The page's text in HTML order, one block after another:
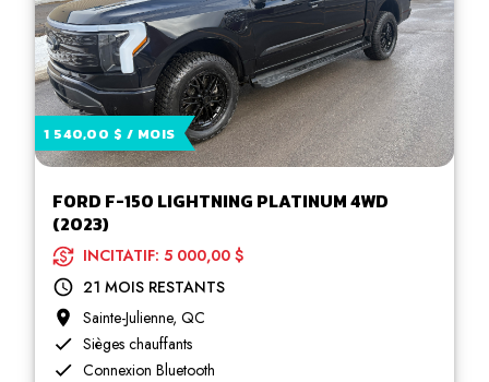
1 540,00 $ / MOIS
FORD F-150 LIGHTNING PLATINUM 4WD
(2023)
INCITATIF: 5 000,00 $
21 MOIS RESTANTS
Sainte-Julienne, QC
Sièges chauffants
Connexion Bluetooth